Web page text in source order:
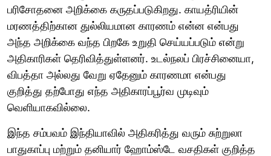
பரிசோதனை அறிக்கை கருதப்படுகிறது. காயத்ரியின்
மரணத்திற்கான துல்லியமான காரணம் என்ன என்பது
அந்த அறிக்கை வந்த பிறகே உறுதி செய்யப்படும் என்று
அதிகாரிகள் தெரிவித்துள்ளனர். உடல்நலப் பிரச்சினையா,
விபத்தா அல்லது வேறு ஏதேனும் காரணமா என்பது
குறித்து தற்போது எந்த அதிகாரப்பூர்வ முடிவும்
வெளியாகவில்லை.
இந்த சம்பவம் இந்தியாவில் அதிகரித்து வரும் சுற்றுலா
பாதுகாப்பு மற்றும் தனியார் ஹோம்ஸ்டே வசதிகள் குறித்த